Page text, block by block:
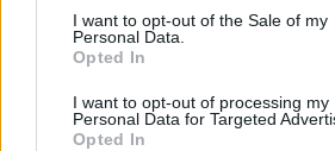
consent section.
I want to opt-out of the Sale of my
Personal Data.
Opted In
I want to opt-out of processing my
Personal Data for Targeted
Opted In